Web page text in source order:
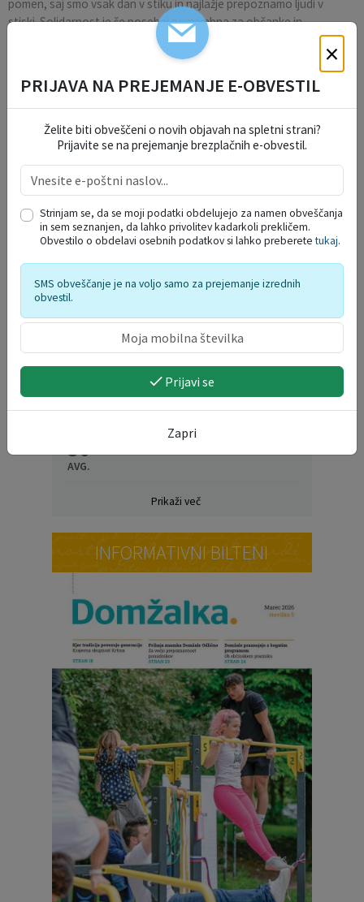
pomen, saj smo vsak dan v stiku in najlažje prepoznamo ljudi v
stiski. Solidarnost je še posebej pomembna za občanke in
občane, ki so bili v obdobju pred epidemijo samozadostni in ne
poznajo sistemov pomoči oziroma se sami ne oglasijo. Kot
smo, da v naši občini lahko pomagamo in da posamezniki
potrebno pomoč tudi sprejmejo. Seveda pa si vsi skupaj kot
družba prizadevamo za napredek in za trajnostni razvoj, zato
mladim iz socialno šibkih družin ponujamo štipendije, štipendije
so razpisane tudi za nadarjene dijake in študente.«
Občina Domžale
ŽUPANJIN KOLEDAR
19
AVG.
Obisk mladih na gasilskem taboru v
30
AVG.
DAN DOMŽALSKIH PLANINCEV
Prikaži več
INFORMATIVNI BILTENI
×
PRIJAVA NA PREJEMANJE E-OBVESTIL
Želite biti obveščeni o novih objavah na spletni strani?
Prijavite se na prejemanje brezplačnih e-obvestil.
Strinjam se, da se moji podatki obdelujejo za namen obveščanja
in sem seznanjen, da lahko privolitev kadarkoli prekličem.
Obvestilo o obdelavi osebnih podatkov si lahko preberetetukaj.
SMS obveščanje je na voljo samo za prejemanje izrednih
obvestil.
Prijavi se
Zapri